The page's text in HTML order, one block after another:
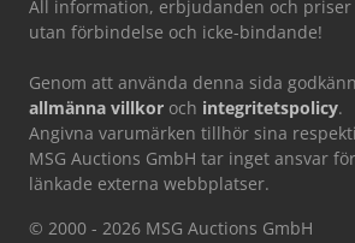
All information, erbjudanden och
utan förbindelse och icke-bindande!
Genom att använda denna sida
allmänna villkor och integritetspolicy.
Angivna varumärken tillhör sina
MSG Auctions GmbH tar inget ansvar
länkade externa webbplatser.
© 2000 - 2026 MSG Auctions GmbH